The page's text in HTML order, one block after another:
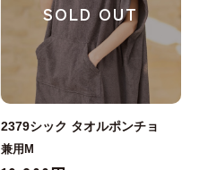
SOLD OUT
2379シック タオルポンチョ
兼用M